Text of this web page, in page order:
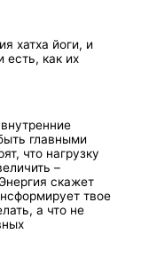
хатха йоги, и
есть, как их
главными
что нагрузку
–
скажет
твое
а что не